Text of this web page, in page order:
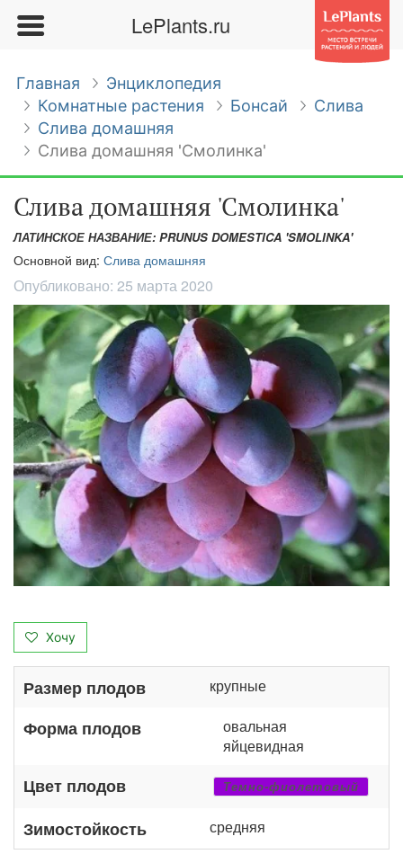
LePlants.ru
Главная
Энциклопедия
Комнатные растения
Бонсай
Слива
Слива домашняя
Слива домашняя 'Смолинка'
Слива домашняя 'Смолинка'
ЛАТИНСКОЕ НАЗВАНИЕ: PRUNUS DOMESTICA 'SMOLINKA'
Основной вид: Слива домашняя
Опубликовано: 25 марта 2020
Хочу
Размер плодов крупные
Форма плодов
овальная
яйцевидная
Цвет плодов Темно-фиолетовый
Зимостойкость средняя